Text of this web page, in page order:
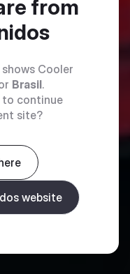
from
Cooler
Brasil.
to continue
site?
website